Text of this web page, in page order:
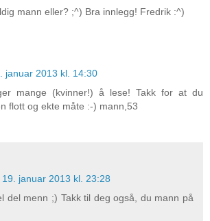
mann eller? ;^) Bra innlegg! Fredrik :^)
januar 2013 kl. 14:30
mange (kvinner!) å lese! Takk for at du
flott og ekte måte :-) mann,53
19. januar 2013 kl. 23:28
del menn ;) Takk til deg også, du mann på